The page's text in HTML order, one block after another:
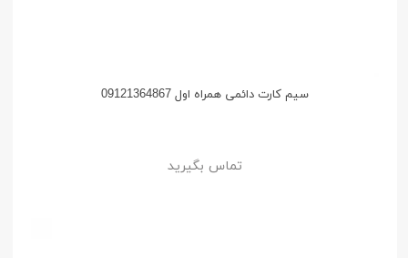
سیم کارت دائمی همراه اول 09121364867
تماس بگیرید